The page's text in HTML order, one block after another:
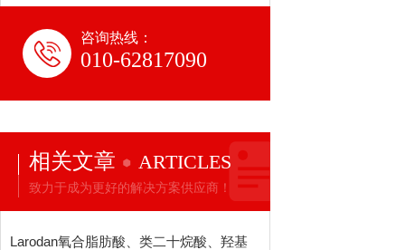
咨询热线：
010-62817090
相关文章 ARTICLES
致力于成为更好的解决方案供应商！
Larodan氧合脂肪酸、类二十烷酸、羟基